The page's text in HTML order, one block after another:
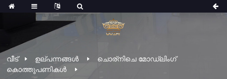
വീട് ഉല്പന്നങ്ങൾ
ചൊര്നിചെ മോഡ്ലിംഗ്
കൊത്തുപണികൾ